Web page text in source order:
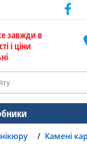
завжди в
і ціни
Камені